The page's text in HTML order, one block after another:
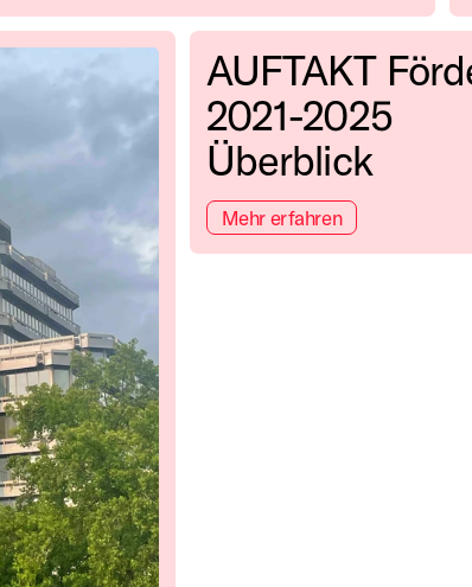
AUFTAKT
2021-2025
Überblick
Mehr erfahren